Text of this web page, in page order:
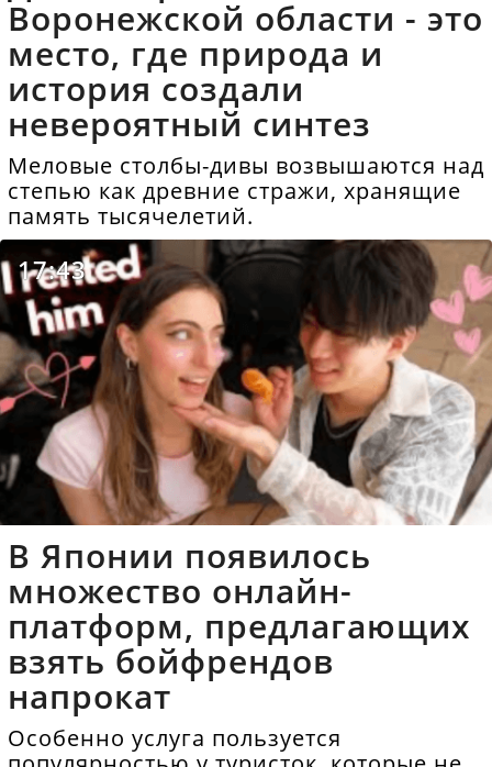
Воронежской области - это
место, где природа и
история создали
невероятный синтез
Меловые столбы-дивы возвышаются над
степью как древние стражи, хранящие
память тысячелетий.
17:43
В Японии появилось
множество онлайн-
платформ, предлагающих
взять бойфрендов
напрокат
Особенно услуга пользуется